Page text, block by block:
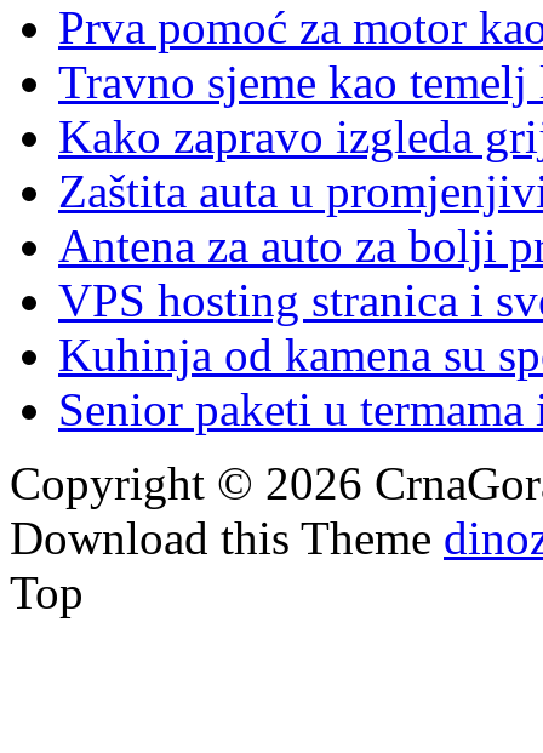
Prva pomoć za motor
Travno sjeme kao
Kako zapravo izgleda
Zaštita auta u
Antena za auto za bolji
VPS hosting stranica i
Kuhinja od kamena su
Senior paketi u
Copyright © 2026
Download this Theme
Top